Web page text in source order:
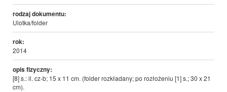
rodzaj dokumentu:
Ulotka/folder
rok:
2014
opis fizyczny:
[8] s.: il. cz-b; 15 x 11 cm. (folder rozkładany; po rozłożeniu [1] s.; 30 x 21
cm).